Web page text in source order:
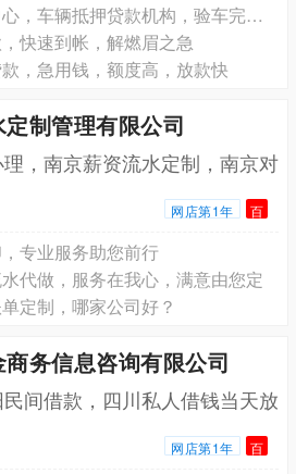
青州市汽车抵押贷款中心，车辆抵押贷款机构，验车完成，立刻拿钱
快速到帐，解燃眉之急
，急用钱，额度高，放款快
制管理有限公司
，南京薪资流水定制，南京对
网店第1年 百
专业服务助您前行
代做，服务在我心，满意由您定
定制，哪家公司好？
务信息咨询有限公司
间借款，四川私人借钱当天放
网店第1年 百